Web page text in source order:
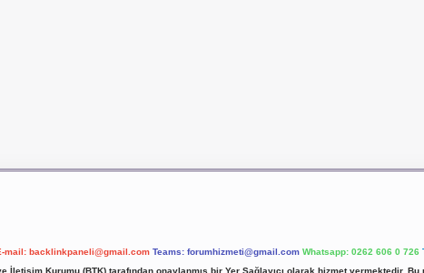
mail: backlinkpaneli@gmail.com Teams: forumhizmeti@gmail.com Whatsapp: 0262 606 0 726
İletişim Kurumu (BTK) tarafından onaylanmış bir Yer Sağlayıcı olarak hizmet vermektedir.